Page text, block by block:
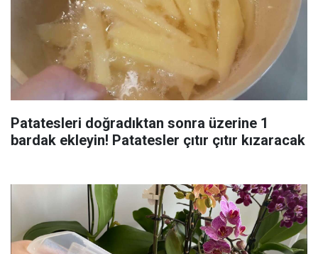
Patatesleri doğradıktan sonra üzerine 1
bardak ekleyin! Patatesler çıtır çıtır kızaracak